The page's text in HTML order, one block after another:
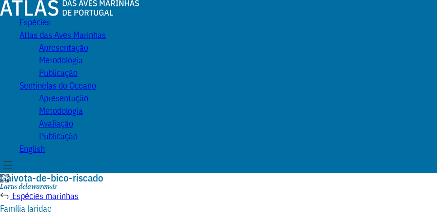
Atlas
Espécies
Atlas das Aves Marinhas
Apresentação
Metodologia
Publicação
Sentinelas do Oceano
Apresentação
Metodologia
Avaliação
Publicação
English
Menu
Gaivota-de-bico-riscado
Nome
científico:
Larus delawarensis
Espécies marinhas
Família laridae
Expandir
ilustração